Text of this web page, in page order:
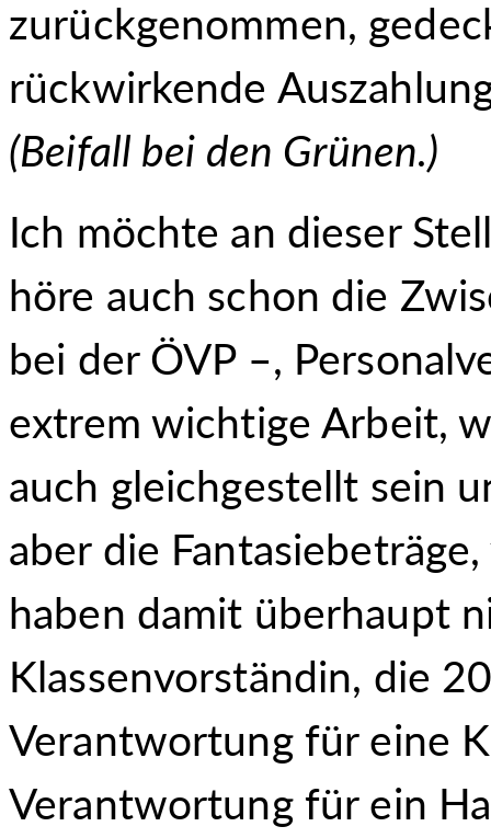
zurückgenommen,
rückwirkende
(Beifall bei den Grünen.)
Ich möchte an dieser
höre auch schon die
bei der ÖVP –,
extrem wichtige Arbeit,
auch gleichgestellt sein
aber die
haben damit überhaupt
Klassenvorständin, die
Verantwortung für eine
Verantwortung für ein